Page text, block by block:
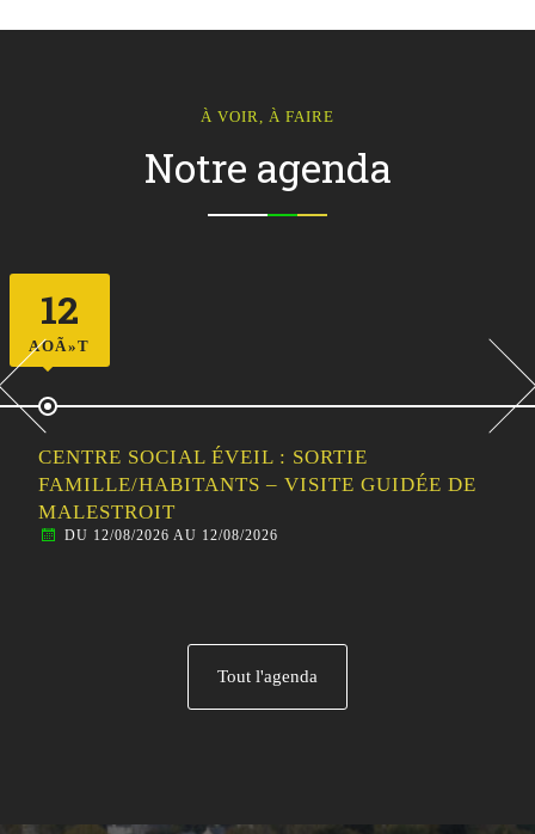
À VOIR, À FAIRE
Notre agenda
12
AOÃ»T
CENTRE SOCIAL ÉVEIL : SORTIE
FAMILLE/HABITANTS – VISITE GUIDÉE DE
MALESTROIT
DU 12/08/2026 AU 12/08/2026
Tout l'agenda